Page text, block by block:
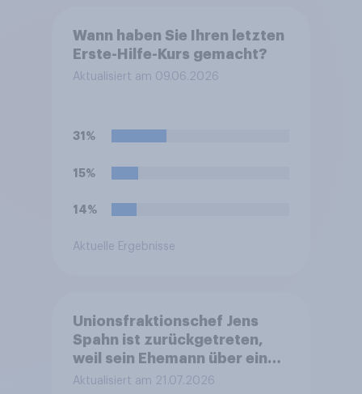
Wann haben Sie Ihren letzten
Erste-Hilfe-Kurs gemacht?
Aktualisiert am 09.06.2026
31%
15%
14%
Aktuelle Ergebnisse
Unionsfraktionschef Jens
Spahn ist zurückgetreten,
weil sein Ehemann über eine
Leihmutterschaft im Ausland
Aktualisiert am 21.07.2026